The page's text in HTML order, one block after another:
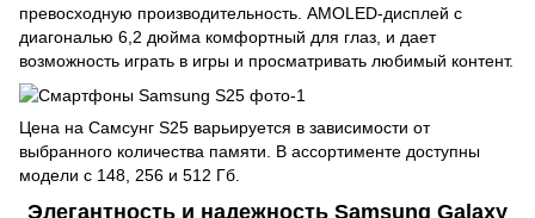
превосходную производительность. AMOLED-дисплей с
диагональю 6,2 дюйма комфортный для глаз, и дает
возможность играть в игры и просматривать любимый контент.
Цена на Самсунг S25 варьируется в зависимости от
выбранного количества памяти. В ассортименте доступны
модели с 148, 256 и 512 Гб.
Элегантность и надежность Samsung Galaxy